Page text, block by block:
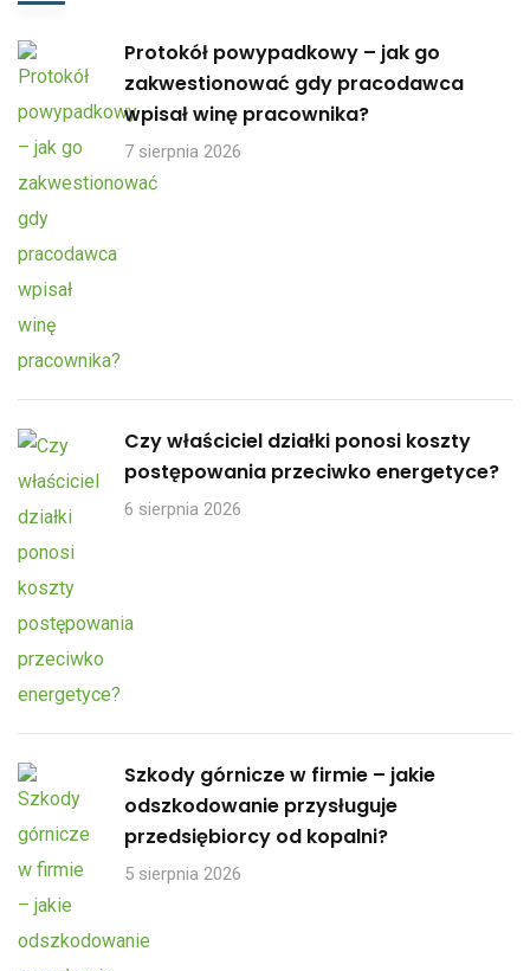
Protokół powypadkowy – jak go
zakwestionować gdy pracodawca
wpisał winę pracownika?
7 sierpnia 2026
Czy właściciel działki ponosi koszty
postępowania przeciwko energetyce?
6 sierpnia 2026
Szkody górnicze w firmie – jakie
odszkodowanie przysługuje
przedsiębiorcy od kopalni?
5 sierpnia 2026